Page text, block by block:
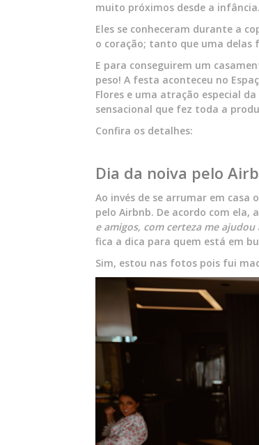
muito próximos desde a infância.
Eles se conheceram durante a
o coração; tanto que uma
E para conseguirem um
peso! A festa aconteceu no
Flores e uma atração especial
sensacional que fez toda a
Confira os detalhes:
Dia da noiva pelo
Ao invés de se arrumar em
pelo Airbnb. De acordo com ela,
e amigos, com certeza me
fica a dica para quem está em
Sim, estou nas fotos pois fui